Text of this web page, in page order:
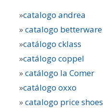
»catalogo andrea
»catalogo betterware
»catálogo cklass
»catálogo coppel
»catálogo la Comer
»catálogo oxxo
»catalogo price shoes